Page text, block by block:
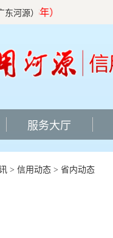
河源）
服务大厅